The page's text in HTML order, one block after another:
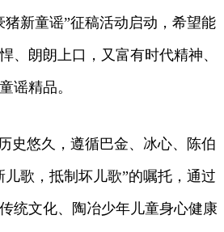
猪新童谣”征稿活动启动，希望能
、朗朗上口，又富有时代精神、
谣精品。
史悠久，遵循巴金、冰心、陈伯
儿歌，抵制坏儿歌”的嘱托，通过
统文化、陶冶少年儿童身心健康